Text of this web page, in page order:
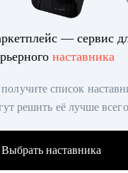
— сервис
наставника
список
решить её лучше всего
Выбрать наставника